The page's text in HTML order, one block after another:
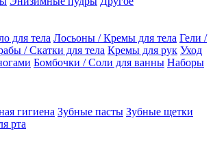
для тела Лосьоны / Кремы для тела Гели /
/ Скатки для тела Кремы для рук Уход
Бомбочки / Соли для ванны Наборы
гигиена Зубные пасты Зубные щетки
рта